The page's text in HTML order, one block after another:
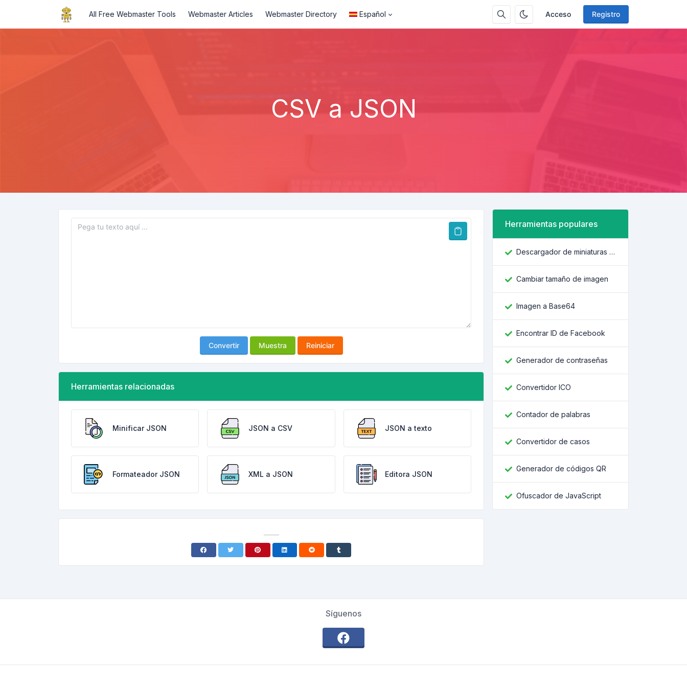
Acceso Registro
All Free Webmaster Tools Webmaster Articles Webmaster Directory Español
CSV a JSON
Convertir Muestra Reiniciar
Herramientas relacionadas
Minificar JSON JSON a CSV JSON a texto
Formateador JSON XML a JSON Editora JSON
Herramientas populares
Descargador de miniaturas de YouTube
Cambiar tamaño de imagen
Imagen a Base64
Encontrar ID de Facebook
Generador de contraseñas
Convertidor ICO
Contador de palabras
Convertidor de casos
Generador de códigos QR
Ofuscador de JavaScript
Síguenos